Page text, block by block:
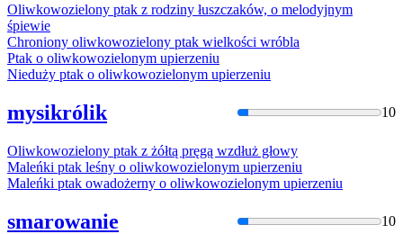
Oliwkowozielony ptak z rodziny łuszczaków, o melodyjnym
śpiewie
Chroniony oliwkowozielony ptak wielkości wróbla
Ptak o oliwkowozielonym upierzeniu
Nieduży ptak o oliwkowozielonym upierzeniu
mysikrólik 10
Oliwkowozielony ptak z żółtą pręgą wzdłuż głowy
Maleńki ptak leśny o oliwkowozielonym upierzeniu
Maleńki ptak owadożerny o oliwkowozielonym upierzeniu
smarowanie 10